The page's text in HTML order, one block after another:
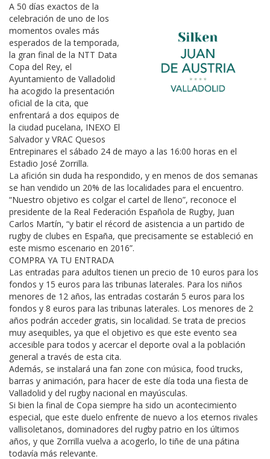
A 50 días exactos de la
celebración de uno de los
momentos ovales más
esperados de la temporada,
la gran final de la NTT Data
Copa del Rey, el
Ayuntamiento de Valladolid
ha acogido la presentación
oficial de la cita, que
enfrentará a dos equipos de
la ciudad pucelana, INEXO El
Salvador y VRAC Quesos
Entrepinares el sábado 24 de mayo a las 16:00 horas en el
Estadio José Zorrilla.
La afición sin duda ha respondido, y en menos de dos semanas
se han vendido un 20% de las localidades para el encuentro.
“Nuestro objetivo es colgar el cartel de lleno”, reconoce el
presidente de la Real Federación Española de Rugby, Juan
Carlos Martín, “y batir el récord de asistencia a un partido de
rugby de clubes en España, que precisamente se estableció en
este mismo escenario en 2016”.
COMPRA YA TU ENTRADA
Las entradas para adultos tienen un precio de 10 euros para los
fondos y 15 euros para las tribunas laterales. Para los niños
menores de 12 años, las entradas costarán 5 euros para los
fondos y 8 euros para las tribunas laterales. Los menores de 2
años podrán acceder gratis, sin localidad. Se trata de precios
muy asequibles, ya que el objetivo es que este evento sea
accesible para todos y acercar el deporte oval a la población
general a través de esta cita.
Además, se instalará una fan zone con música, food trucks,
barras y animación, para hacer de este día toda una fiesta de
Valladolid y del rugby nacional en mayúsculas.
Si bien la final de Copa siempre ha sido un acontecimiento
especial, que este duelo enfrente de nuevo a los eternos rivales
vallisoletanos, dominadores del rugby patrio en los últimos
años, y que Zorrilla vuelva a acogerlo, lo tiñe de una pátina
todavía más relevante.